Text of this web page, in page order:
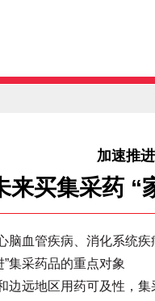
加速推
来买集采药 “
血管疾病、消化系统疾
集采药品的重点对象
远地区用药可及性，集